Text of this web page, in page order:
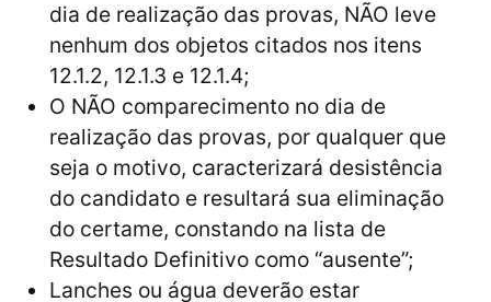
dia de realização das provas, NÃO leve
nenhum dos objetos citados nos itens
12.1.2, 12.1.3 e 12.1.4;
O NÃO comparecimento no dia de
realização das provas, por qualquer que
seja o motivo, caracterizará desistência
do candidato e resultará sua eliminação
do certame, constando na lista de
Resultado Definitivo como “ausente”;
Lanches ou água deverão estar